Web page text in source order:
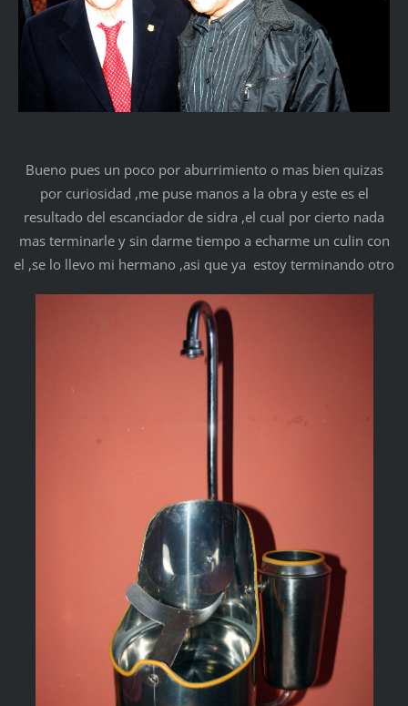
Bueno pues un poco por aburrimiento o mas bien quizas
por curiosidad ,me puse manos a la obra y este es el
resultado del escanciador de sidra ,el cual por cierto nada
mas terminarle y sin darme tiempo a echarme un culin con
el ,se lo llevo mi hermano ,asi que ya estoy terminando otro